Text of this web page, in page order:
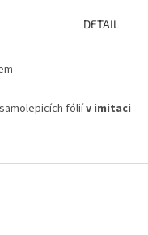
DETAIL
fóliív imitaci